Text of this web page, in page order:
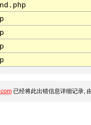
已经将此出错信息详细记录,